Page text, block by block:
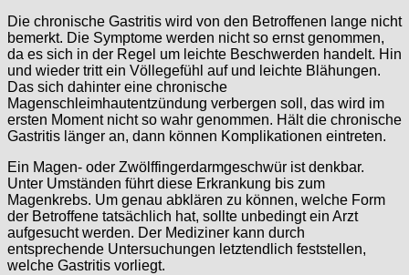
Die chronische Gastritis wird von den Betroffenen lange nicht
bemerkt. Die Symptome werden nicht so ernst genommen,
da es sich in der Regel um leichte Beschwerden handelt. Hin
und wieder tritt ein Völlegefühl auf und leichte Blähungen.
Das sich dahinter eine chronische
Magenschleimhautentzündung verbergen soll, das wird im
ersten Moment nicht so wahr genommen. Hält die chronische
Gastritis länger an, dann können Komplikationen eintreten.
Ein Magen- oder Zwölffingerdarmgeschwür ist denkbar.
Unter Umständen führt diese Erkrankung bis zum
Magenkrebs. Um genau abklären zu können, welche Form
der Betroffene tatsächlich hat, sollte unbedingt ein Arzt
aufgesucht werden. Der Mediziner kann durch
entsprechende Untersuchungen letztendlich feststellen,
welche Gastritis vorliegt.